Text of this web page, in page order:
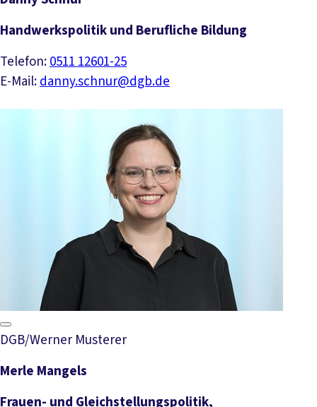
Handwerkspolitik und Berufliche Bildung
Telefon:0511 12601-25
E-Mail:danny.schnur@dgb.de
DGB/Werner Musterer
Merle Mangels
Frauen- und Gleichstellungspolitik,